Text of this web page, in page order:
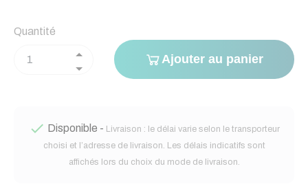
Quantité
Ajouter au panier
 Disponible - Livraison : le délai varie selon le transporteur
choisi et l’adresse de livraison. Les délais indicatifs sont
affichés lors du choix du mode de livraison.